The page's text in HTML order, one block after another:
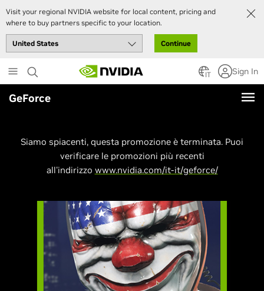
Visit your regional NVIDIA website for local content, pricing and
where to buy partners specific to your location.
Continue
to
main
content
IT Sign In
GeForce
Siamo spiacenti, questa promozione è terminata. Puoi
verificare le promozioni più recenti
all'indirizzo www.nvidia.com/it-it/geforce/